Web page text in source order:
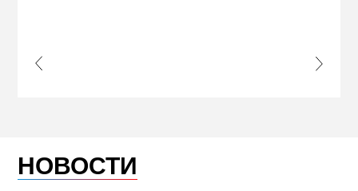
Slide
Next
НОВОСТИ